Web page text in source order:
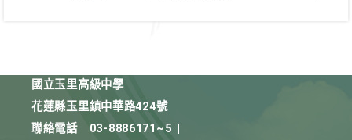
國立玉里高級中學
花蓮縣玉里鎮中華路424號
聯絡電話
03-8886171~5